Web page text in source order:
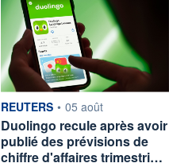
information fournie par
REUTERS • 05 août
Duolingo recule après avoir
publié des prévisions de
chiffre d'affaires trimestri…